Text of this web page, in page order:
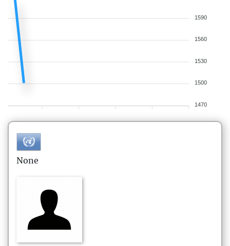
1590
1560
1530
1500
1470
None